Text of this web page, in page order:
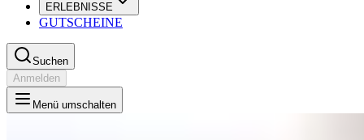
ERLEBNISSE
GUTSCHEINE
Suchen
Anmelden
Menü umschalten